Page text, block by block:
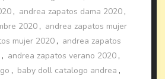
, andrea zapatos dama 2020 ,
2020 , andrea zapatos mujer
mujer 2020 , andrea zapatos
, andrea zapatos verano 2020 ,
, baby doll catalogo andrea ,